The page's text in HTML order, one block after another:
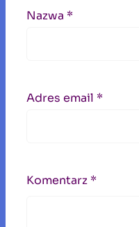
Nazwa *
Adres email *
Komentarz *